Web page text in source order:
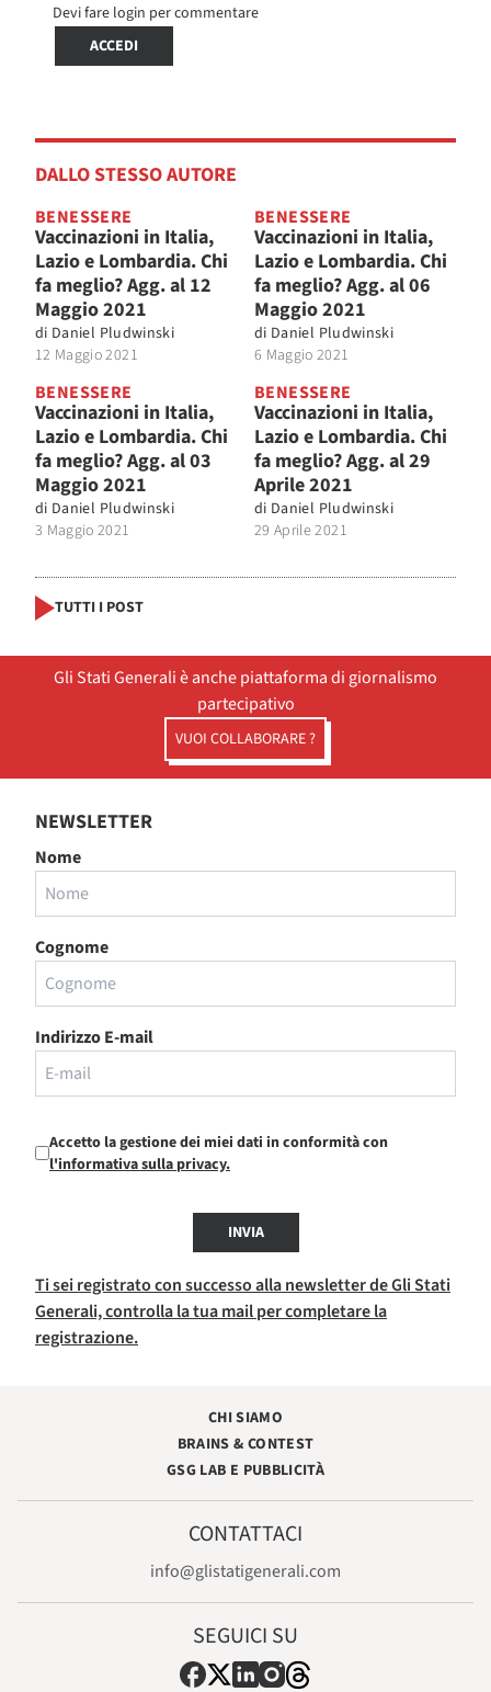
Devi fare login per commentare
ACCEDI
DALLO STESSO AUTORE
BENESSERE
Vaccinazioni in Italia,
Lazio e Lombardia. Chi
fa meglio? Agg. al 12
Maggio 2021
di Daniel Pludwinski
12 Maggio 2021
BENESSERE
Vaccinazioni in Italia,
Lazio e Lombardia. Chi
fa meglio? Agg. al 06
Maggio 2021
di Daniel Pludwinski
6 Maggio 2021
BENESSERE
Vaccinazioni in Italia,
Lazio e Lombardia. Chi
fa meglio? Agg. al 03
Maggio 2021
di Daniel Pludwinski
3 Maggio 2021
BENESSERE
Vaccinazioni in Italia,
Lazio e Lombardia. Chi
fa meglio? Agg. al 29
Aprile 2021
di Daniel Pludwinski
29 Aprile 2021
TUTTI I POST
Gli Stati Generali è anche piattaforma di giornalismo
partecipativo
VUOI COLLABORARE ?
NEWSLETTER
Nome
Cognome
Indirizzo E-mail
Accetto la gestione dei miei dati in conformità con
l'informativa sulla privacy.
INVIA
Ti sei registrato con successo alla newsletter de Gli Stati
Generali, controlla la tua mail per completare la
registrazione.
CHI SIAMO
BRAINS & CONTEST
GSG LAB E PUBBLICITÀ
CONTATTACI
info@glistatigenerali.com
SEGUICI SU